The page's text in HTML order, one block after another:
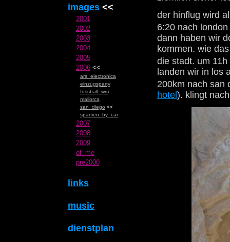
images<<
2001
2002
2003
2004
2005
2006<<
ars_electronica
einzugsparty
fussball_wm
mallorca
san_diego <<
spanien_by_car
2007
2008
2009
of_me
pre2000
links
music
dienstplan
der hinflug wird
6:20 nach
dann haben wir
kommen. wie
die stadt. um
landen wir in los
200km nach
hotel). klingt